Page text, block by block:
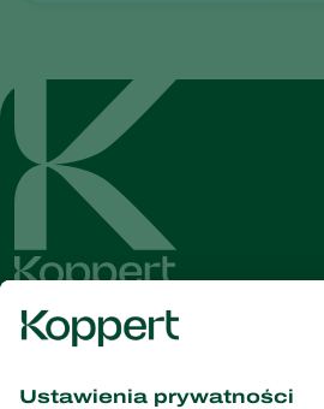
Dostęp do